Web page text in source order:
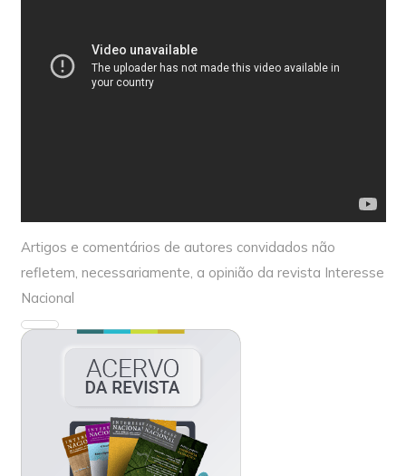
Artigos e comentários de autores convidados não
refletem, necessariamente, a opinião da revista Interesse
Nacional